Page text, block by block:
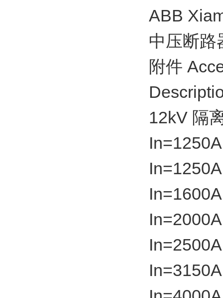
ABB
中压断路
附件
12kV 隔